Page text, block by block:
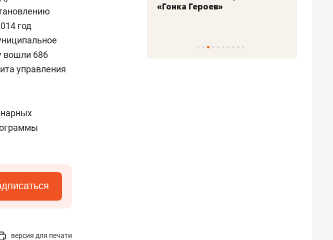
год
вошли 686
управления
версия для печати
антихрупких команд
«Гонка Героев»